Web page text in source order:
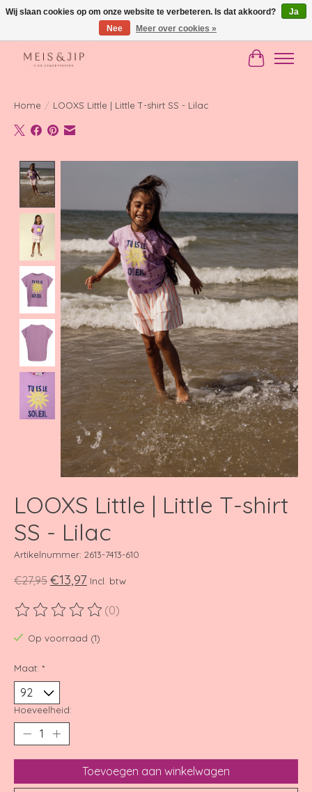
Gratis verzending in NL vanaf €150
Home / LOOXS Little | Little T-shirt SS - Lilac
LOOXS Little | Little T-shirt
SS - Lilac
Artikelnummer: 2613-7413-610
€27,95 €13,97 Incl. btw
De beoordeling van dit product is
(0)
Op voorraad (1)
Maat: *
Hoeveelheid:
Toevoegen aan winkelwagen
Wij slaan cookies op om onze website te verbeteren. Is dat akkoord?
Ja
Nee
Meer over cookies »